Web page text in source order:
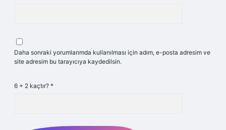
Daha sonraki yorumlarımda kullanılması için adım, e-posta adresim ve
site adresim bu tarayıcıya kaydedilsin.
6 + 2 kaçtır? *